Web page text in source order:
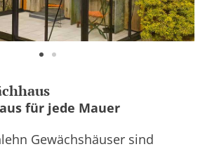
für jede Mauer
Gewächshäuser sind